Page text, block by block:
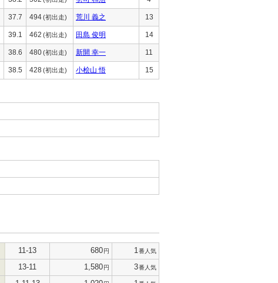
37.7 494(初出走) 荒川 義之 13
39.1 462 (初出走) 田島 俊明 14
38.6 480(初出走) 新開 幸一 11
38.5 428(初出走) 小桧山 悟 15
11-13 680円 1 番人気
13-11 1,580円 3番人気